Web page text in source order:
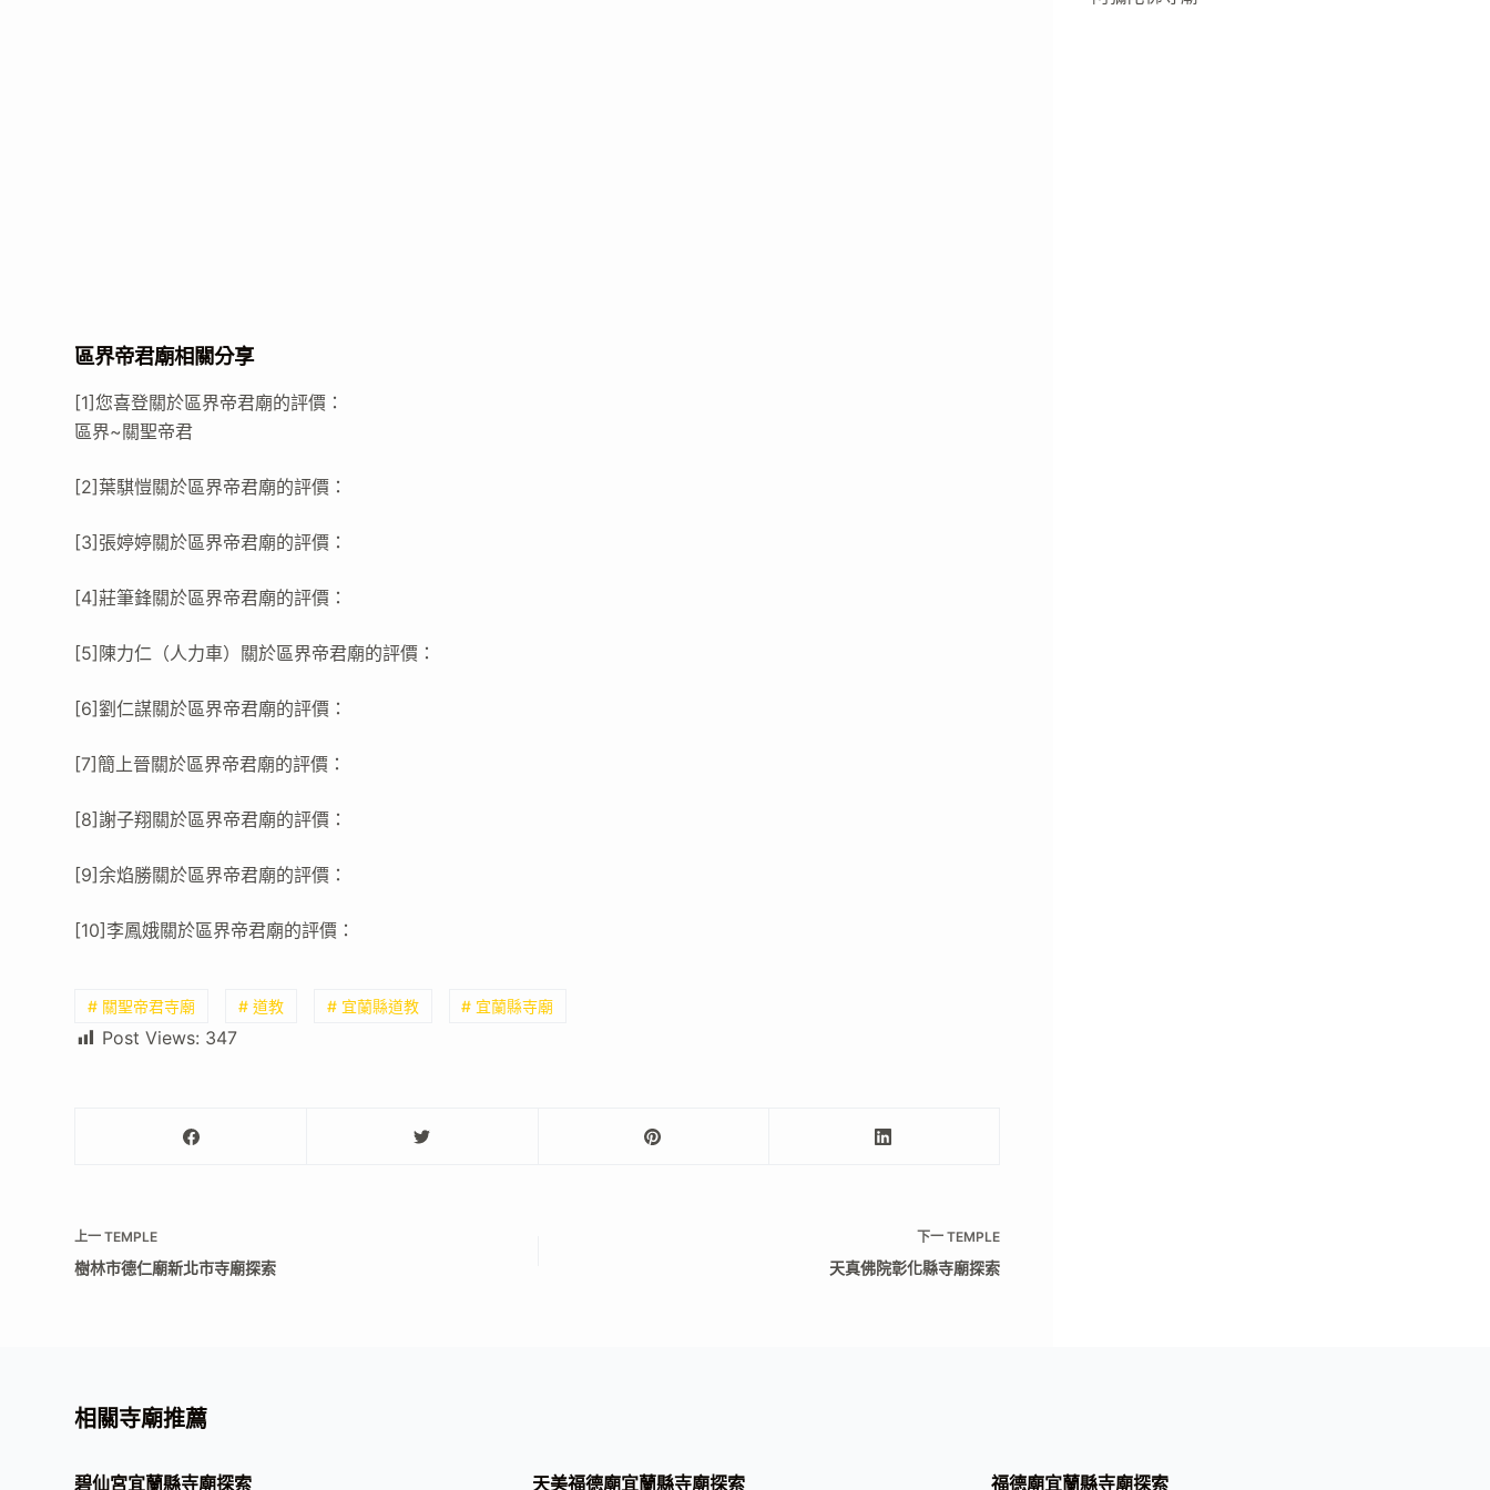
區界帝君廟相關分享
[1]您喜登關於區界帝君廟的評價：
區界~關聖帝君
[2]葉騏愷關於區界帝君廟的評價：
[3]張婷婷關於區界帝君廟的評價：
[4]莊筆鋒關於區界帝君廟的評價：
[5]陳力仁（人力車）關於區界帝君廟的評價：
[6]劉仁謀關於區界帝君廟的評價：
[7]簡上晉關於區界帝君廟的評價：
[8]謝子翔關於區界帝君廟的評價：
[9]余焰勝關於區界帝君廟的評價：
[10]李鳳娥關於區界帝君廟的評價：
# 關聖帝君寺廟 # 道教 # 宜蘭縣道教 # 宜蘭縣寺廟
Post Views: 347
上一TEMPLE
樹林市德仁廟新北市寺廟探索
下一 TEMPLE
天真佛院彰化縣寺廟探索
相關寺廟推薦
碧仙宮宜蘭縣寺廟探索 天美福德廟宜蘭縣寺廟探索 福德廟宜蘭縣寺廟探索